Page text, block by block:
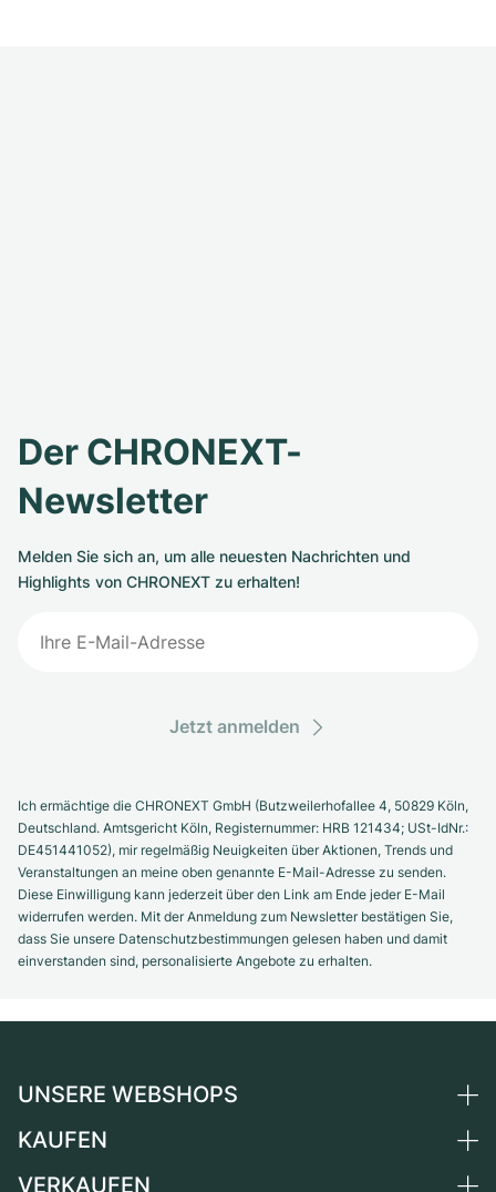
Der CHRONEXT-
Newsletter
Melden Sie sich an, um alle neuesten Nachrichten und
Highlights von CHRONEXT zu erhalten!
Jetzt anmelden
Ich ermächtige die CHRONEXT GmbH (Butzweilerhofallee 4, 50829 Köln,
Deutschland. Amtsgericht Köln, Registernummer: HRB 121434; USt-IdNr.:
DE451441052), mir regelmäßig Neuigkeiten über Aktionen, Trends und
Veranstaltungen an meine oben genannte E-Mail-Adresse zu senden.
Diese Einwilligung kann jederzeit über den Link am Ende jeder E-Mail
widerrufen werden. Mit der Anmeldung zum Newsletter bestätigen Sie,
dass Sie unsere Datenschutzbestimmungen gelesen haben und damit
einverstanden sind, personalisierte Angebote zu erhalten.
UNSERE WEBSHOPS
Deutschland
KAUFEN
Alle Luxusuhren
VERKAUFEN